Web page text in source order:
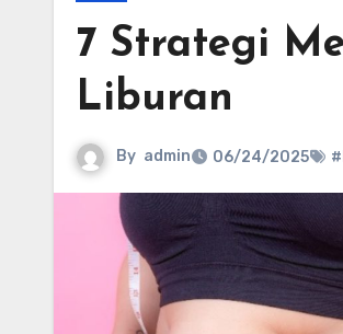
7 Strategi
Liburan
By admin 06/24/2025